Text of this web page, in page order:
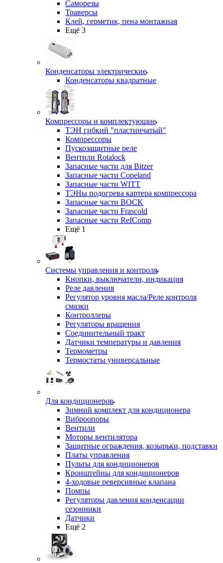
Саморезы
Траверсы
Клей, герметик, пена монтажная
Ещё 3
Конденсаторы электрические
Конденсаторы квадратные
Компрессоры и комплектующие
ТЭН гибкий "пластинчатый"
Компрессоры
Пускозащитные реле
Вентили Rotalock
Запасные части для Bitzer
Запасные части Copeland
Запасные части WITT
ТЭНы подогрева картера компрессора
Запасные части BOCK
Запасные части Frascold
Запасные части RefComp
Ещё 1
Системы управления и контроля
Кнопки, выключатели, индикация
Реле давления
Регулятор уровня масла/Реле контроля
смазки
Контроллеры
Регуляторы вращения
Соединительный тракт
Датчики температуры и давления
Термометры
Термостаты универсальные
Для кондиционеров
Зимний комплект для кондиционера
Виброопоры
Вентили
Моторы вентилятора
Защитные ограждения, козырьки, подставки
Платы управления
Пульты для кондиционеров
Кронштейны для кондиционеров
4-ходовые реверсивные клапана
Помпы
Регуляторы давления конденсации
сезонники
Датчики
Ещё 2